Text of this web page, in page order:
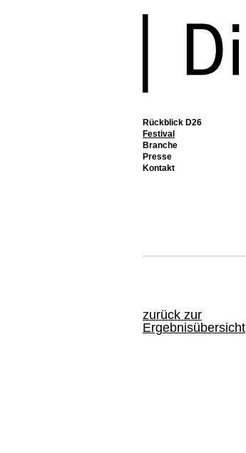
Rückblick D26
Festival
Branche
Presse
Kontakt
zurück zur
Ergebnisübersicht